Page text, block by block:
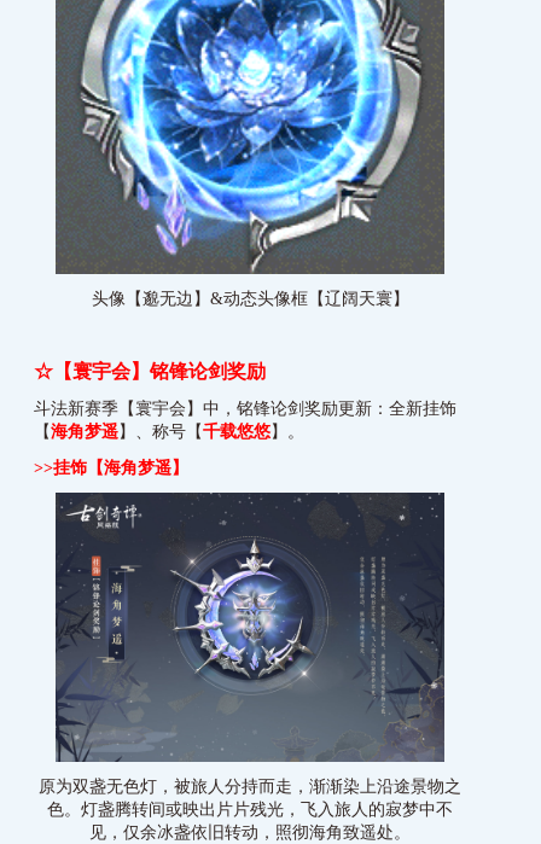
头像【邈无边】&动态头像框【辽阔天寰】
☆【寰宇会】铭锋论剑奖励
斗法新赛季【寰宇会】中，铭锋论剑奖励更新：全新挂饰
【海角梦遥】、称号【千载悠悠】。
>>挂饰【海角梦遥】
原为双盏无色灯，被旅人分持而走，渐渐染上沿途景物之
色。灯盏腾转间或映出片片残光，飞入旅人的寂梦中不
见，仅余冰盏依旧转动，照彻海角致遥处。